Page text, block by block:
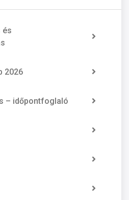
és
2026
– időpontfoglaló